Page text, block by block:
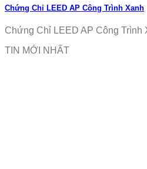
Chứng Chỉ LEED AP Công Trình Xanh
Chứng Chỉ LEED AP Công Trình
TIN MỚI NHẤT